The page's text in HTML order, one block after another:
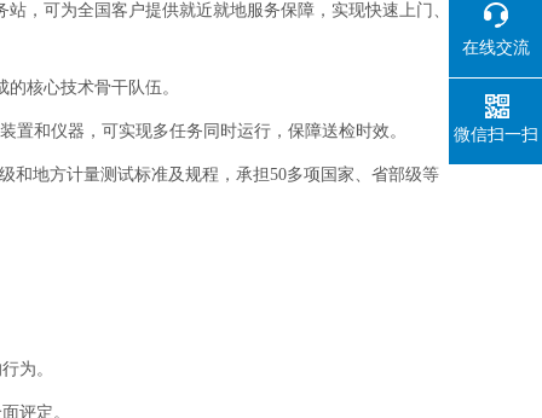
， 可为全国客户提供就近就地服务保障，实现快速上门、
核心技术骨干队伍。
置和仪器，可实现多任务同时运⾏，保障送检时效。
和地⽅计量测试标准及规程，承担50多项国家、省部级等
为。
评定。
在线交流
微信扫一扫